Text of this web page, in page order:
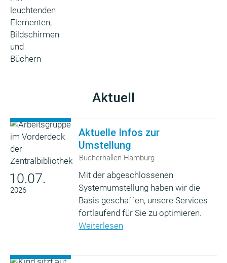
Aktuell
10.07.
2026
Aktuelle Infos zur
Umstellung
Bücherhallen Hamburg
Mit der abgeschlossenen
Systemumstellung haben wir die
Basis geschaffen, unsere Services
fortlaufend für Sie zu optimieren.
Weiterlesen